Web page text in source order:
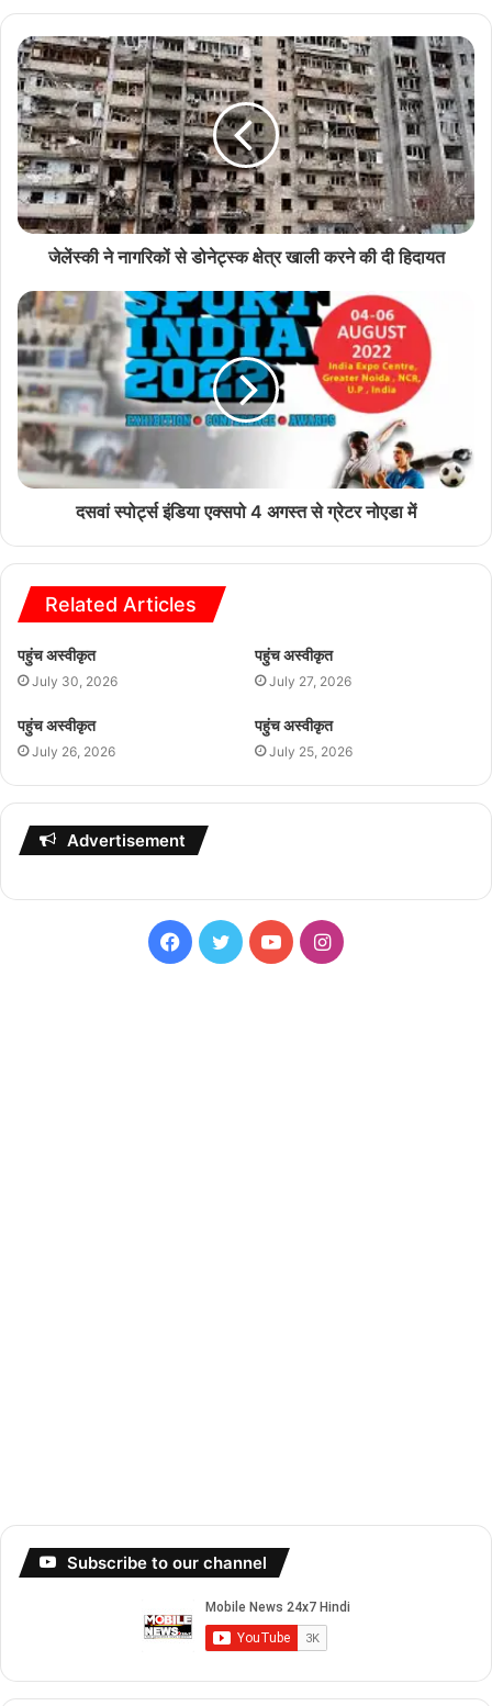
जेलेंस्की ने नागरिकों से डोनेट्स्क क्षेत्र खाली करने की दी हिदायत
दसवां स्पोर्ट्स इंडिया एक्सपो 4 अगस्त से ग्रेटर नोएडा में
Related Articles
पहुंच अस्वीकृत
July 30, 2026
पहुंच अस्वीकृत
July 27, 2026
पहुंच अस्वीकृत
July 26, 2026
पहुंच अस्वीकृत
July 25, 2026
Advertisement
Facebook
TwitterYouTubeInstagram
Subscribe to our channel